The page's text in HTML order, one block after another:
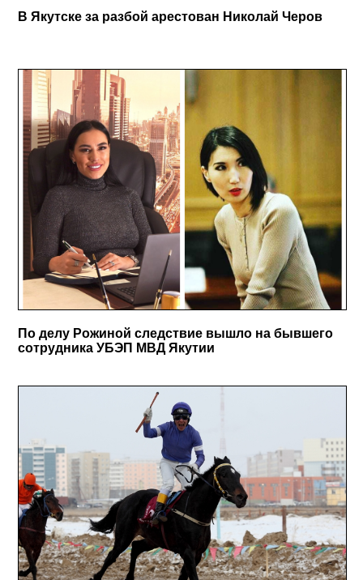
В Якутске за разбой арестован Николай Черов
По делу Рожиной следствие вышло на бывшего
сотрудника УБЭП МВД Якутии